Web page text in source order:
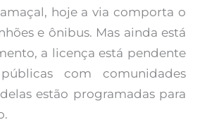
hoje a via comporta o
e ônibus. Mas ainda está
a licença está pendente
com comunidades
estão programadas para